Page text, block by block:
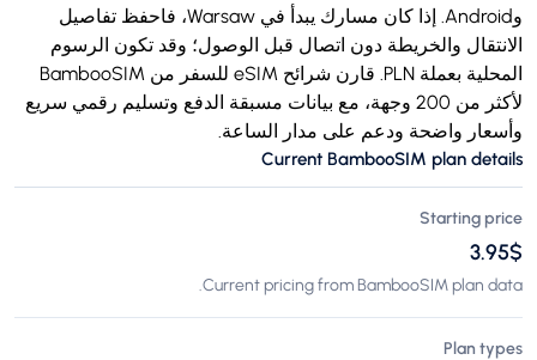
وAndroid. إذا كان مسارك يبدأ في Warsaw، فاحفظ تفاصيل
الانتقال والخريطة دون اتصال قبل الوصول؛ وقد تكون الرسوم
المحلية بعملة PLN. قارن شرائح eSIM للسفر من BambooSIM
لأكثر من 200 وجهة، مع بيانات مسبقة الدفع وتسليم رقمي سريع
وأسعار واضحة ودعم على مدار الساعة.
Current BambooSIM plan details
Starting price
$‏3.95
Current pricing from BambooSIM plan data.
Plan types